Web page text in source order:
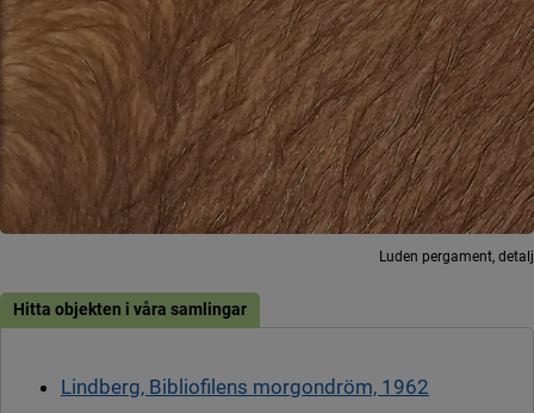
Luden pergament, detalj
Hitta objekten i våra samlingar
Lindberg, Bibliofilens morgondröm, 1962